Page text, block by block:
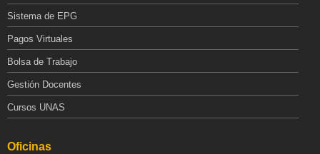
Sistema de EPG
Pagos Virtuales
Bolsa de Trabajo
Gestión Docentes
Cursos UNAS
Oficinas